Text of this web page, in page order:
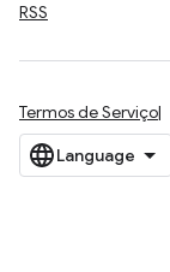
RSS
Termos de Serviço